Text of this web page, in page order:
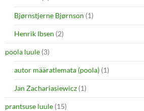
Bjørnstjerne Bjørnson (1)
Henrik Ibsen (2)
poola luule (3)
autor määratlemata (poola) (1)
Jan Zachariasiewicz (1)
prantsuse luule (15)